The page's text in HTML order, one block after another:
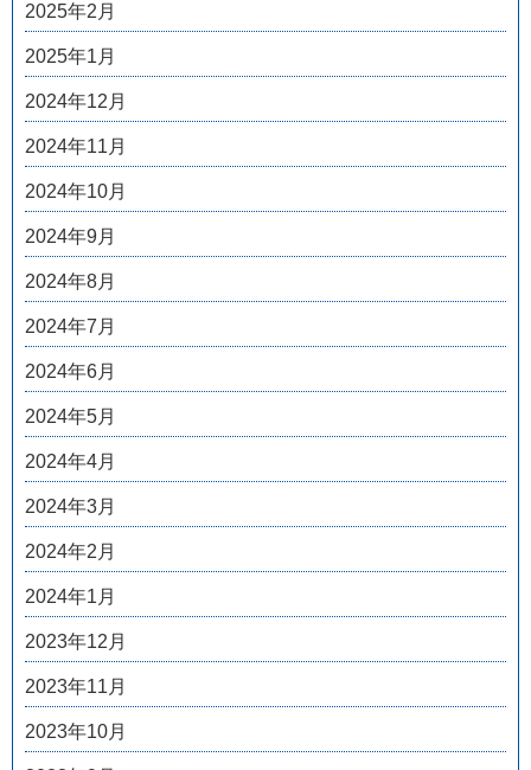
2025年2月
2025年1月
2024年12月
2024年11月
2024年10月
2024年9月
2024年8月
2024年7月
2024年6月
2024年5月
2024年4月
2024年3月
2024年2月
2024年1月
2023年12月
2023年11月
2023年10月